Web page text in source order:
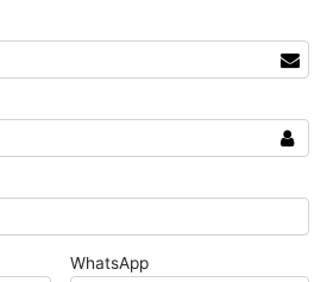
WhatsApp